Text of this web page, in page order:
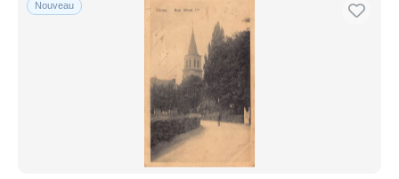
Uniquement en réduction
Virement bancaire
Mastercard
Nouveau